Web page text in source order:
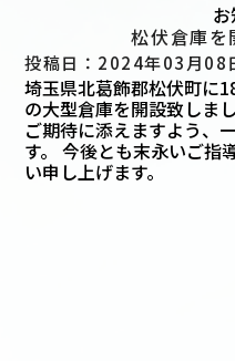
松伏倉庫を
投稿日：2024年03月08
埼玉県北葛飾郡松伏町に
の大型倉庫を開設致しま
ご期待に添えますよう、
す。 今後とも末永いご指
い申し上げます。